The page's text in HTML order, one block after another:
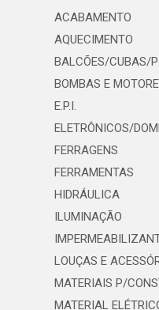
ACABAMENTO
AQUECIMENTO
BALCÕES/CUBAS/
BOMBAS E
E.P.I.
ELETRÔNICOS/
FERRAGENS
FERRAMENTAS
HIDRÁULICA
ILUMINAÇÃO
LOUÇAS E
MATERIAIS P/
MATERIAL